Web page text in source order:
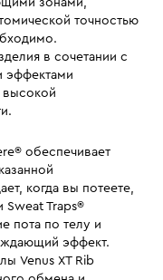
зонами,
точностью
в сочетании с
эффектами
высокой
обеспечивает
когда вы потеете,
Sweat Traps®
пота по телу и
эффект.
Venus XT Rib